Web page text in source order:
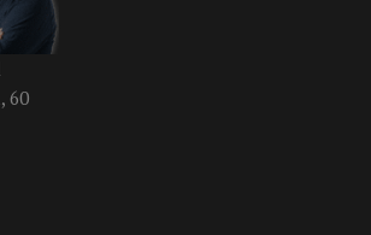
60